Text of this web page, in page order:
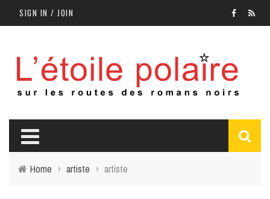
SIGN IN / JOIN
Home › artiste › artiste